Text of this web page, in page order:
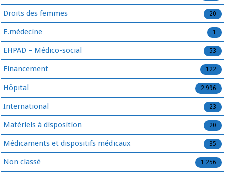
Droits des femmes 20
E.médecine 1
EHPAD – Médico-social 53
Financement 122
Hôpital 2 996
International 23
Matériels à disposition 20
Médicaments et dispositifs médicaux 35
Non classé 1 256